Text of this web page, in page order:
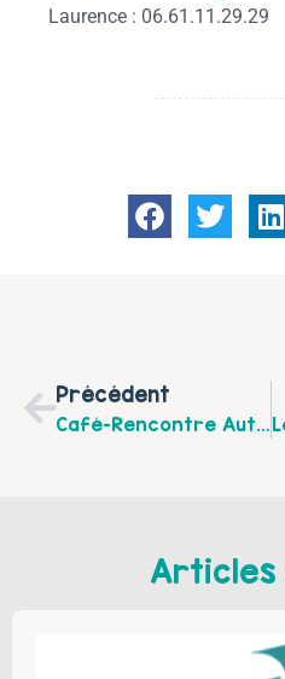
Laurence : 06.61.11.29.29
Précédent
Café-Rencontre Autisme Samedi 16 Novembre 2019 De 14 H À 16 H À Arras
Articles